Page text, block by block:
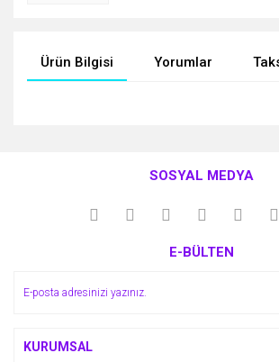
Ürün Bilgisi Yorumlar
kullanarak tarafımıza iletebilirsiniz.
Görüş ve önerileriniz için teşekkür ederiz.
Ürün açıklamasında eksik bilgiler bulunuyor.
SOSYAL MEDYA
E-BÜLTEN
KURUMSAL